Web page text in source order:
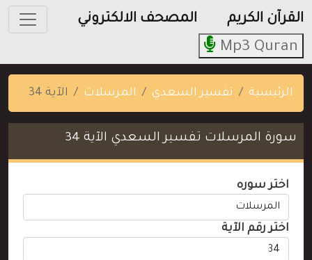
القرآن الكريم المصحف الالكتروني
Mp3 Quran
الرئيسية تفسير السعدي المرسلات الآية 34
سورة المرسلات تفسير السعدي الآية 34
اختر سوره
اختر رقم الآية